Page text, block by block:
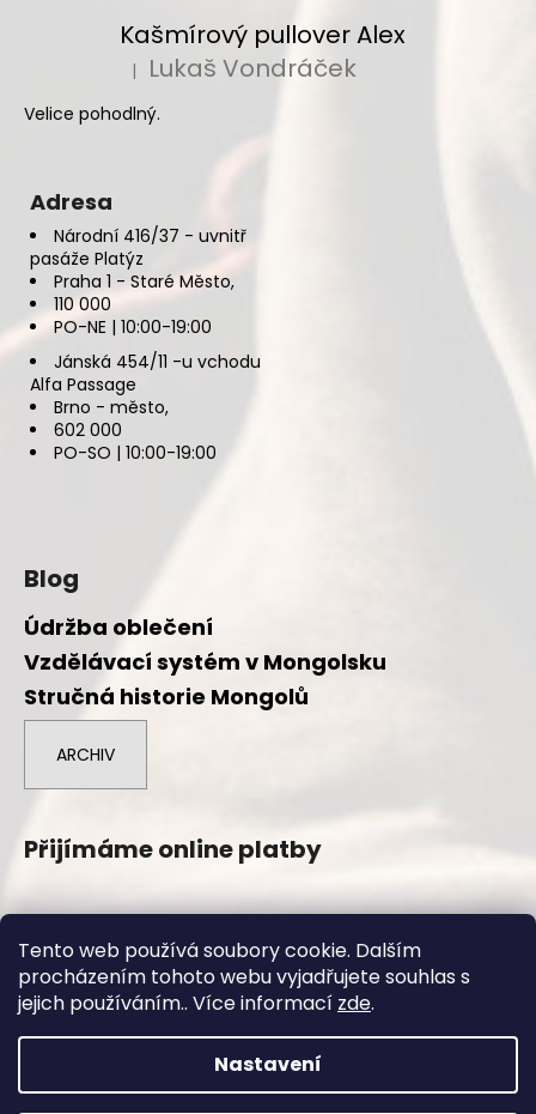
Tento web používá soubory cookie. Dalším
procházením tohoto webu vyjadřujete souhlas s
jejich používáním.. Více informací zde.
Nastavení
Kašmírový pullover Alex
Hodnocení produktu je 5 z 5 hvězdiček.
| Lukaš Vondráček
Velice pohodlný.
Adresa
Národní 416/37 - uvnitř
pasáže Platýz
Praha 1 - Staré Město,
110 000
PO-NE | 10:00-19:00
Jánská 454/11 -u vchodu
Alfa Passage
Brno - město,
602 000
PO-SO | 10:00-19:00
Blog
Údržba oblečení
Vzdělávací systém v Mongolsku
Stručná historie Mongolů
ARCHIV
Přijímáme online platby
Vytvořil Shoptet
Copyright 2026